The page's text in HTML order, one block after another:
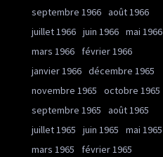
septembre 1966 août 1966
juillet 1966 juin 1966 mai 1966
mars 1966
février 1966
janvier 1966 décembre 1965
novembre 1965
octobre 1965
septembre 1965
août 1965
juillet 1965
juin 1965
mai 1965
mars 1965
février 1965